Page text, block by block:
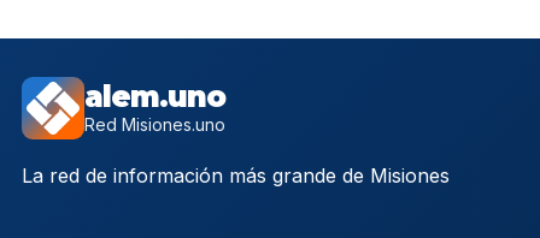
alem.uno
Red Misiones.uno
La red de información más grande de Misiones